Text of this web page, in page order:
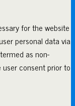
for the website
personal data via
as non-
consent prior to